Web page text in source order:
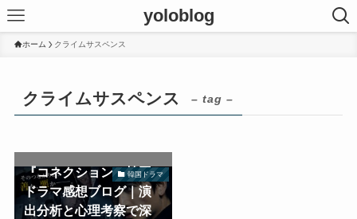
yoloblog
ホーム クライムサスペンス
クライムサスペンス – tag –
韓国ドラマ
『コネクション』韓国
ドラマ感想ブログ｜演
出分析と心理考察で深